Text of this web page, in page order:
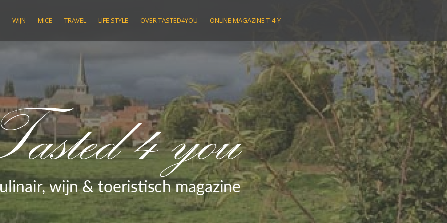
WIJN MICE TRAVEL LIFE STYLE OVER TASTED4YOU ONLINE MAGAZINE T-4-Y